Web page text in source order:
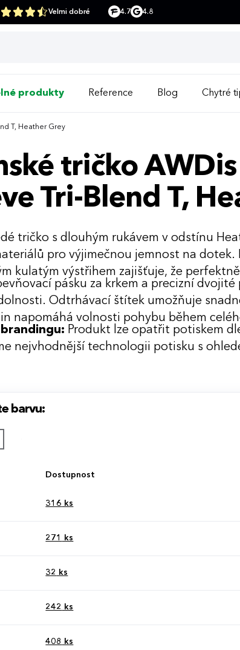
Velmi dobré 4.7 4.8
produkty Reference Blog Chytré
T, Heather Grey
tričko AWDis
Tri-Blend T,
tričko s dlouhým rukávem v odstínu
pro výjimečnou jemnost na dotek.
kulatým výstřihem zajišťuje, že
pásku za krkem a precizní
Odtrhávací štítek umožňuje
napomáhá volnosti pohybu během
Produkt lze opatřit potiskem
nejvhodnější technologii potisku s
barvu:
Dostupnost
316 ks
271 ks
32 ks
242 ks
408 ks